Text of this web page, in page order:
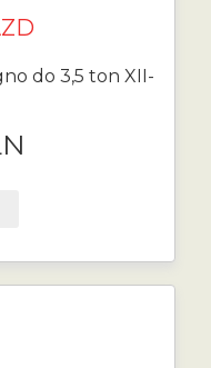
do 3,5 ton XII-